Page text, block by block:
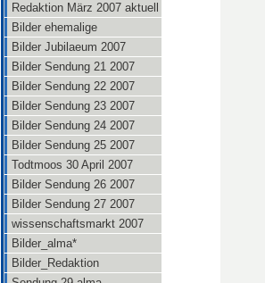
Redaktion März 2007 aktuell
Bilder ehemalige
Bilder Jubilaeum 2007
Bilder Sendung 21 2007
Bilder Sendung 22 2007
Bilder Sendung 23 2007
Bilder Sendung 24 2007
Bilder Sendung 25 2007
Todtmoos 30 April 2007
Bilder Sendung 26 2007
Bilder Sendung 27 2007
wissenschaftsmarkt 2007
Bilder_alma*
Bilder_Redaktion